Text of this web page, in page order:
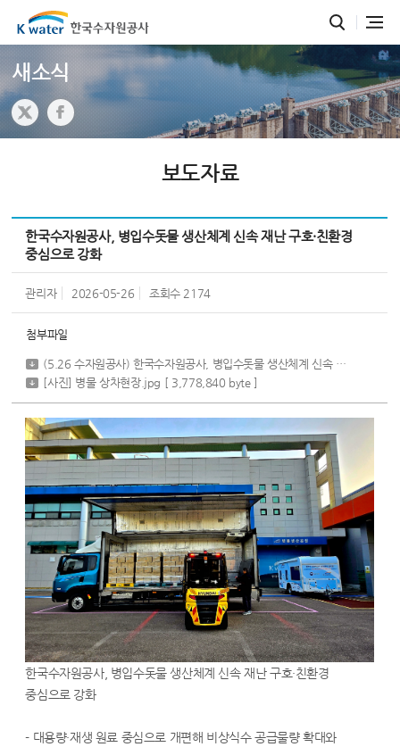
새소식
보도자료
한국수자원공사, 병입수돗물 생산체계 신속 재난 구호·친환경
중심으로 강화
관리자 2026-05-26 조회수 2174
첨부파일
(5.26 수자원공사) 한국수자원공사, 병입수돗물 생산체계 신속 재난 구호·친환경 중심으로 강화(보도자료).hwpx
[사진] 병물 상차현장.jpg [ 3,778,840 byte ]
한국수자원공사, 병입수돗물 생산체계 신속 재난 구호·친환경
중심으로 강화
- 대용량·재생 원료 중심으로 개편해 비상식수 공급물량 확대와